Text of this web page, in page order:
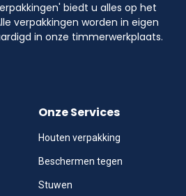
biedt u alles op het
verpakkingen worden in eigen
in onze timmerwerkplaats.
Onze Services
Houten verpakking
Beschermen tegen
Stuwen